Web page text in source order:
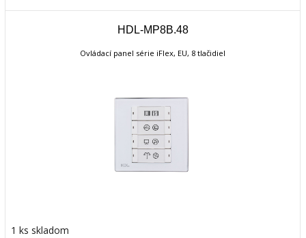
HDL-MP8B.48
Ovládací panel série iFlex, EU, 8 tlačidiel
1 ks skladom